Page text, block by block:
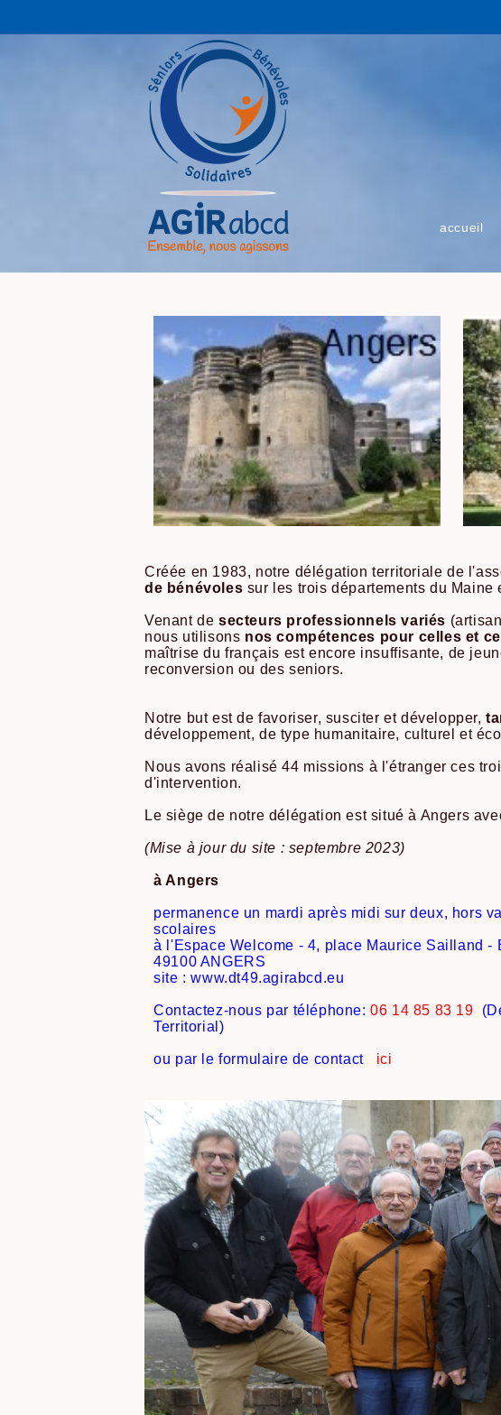
accueil
Créée en 1983, notre délégation territoriale de
de bénévoles sur les trois départements du
Venant de secteurs professionnels variés
nous utilisons nos compétences pour celles et
maîtrise du français est encore insuffisante, de
reconversion ou des seniors.
Notre but est de favoriser, susciter et développer,
développement, de type humanitaire, culturel et
Nous avons réalisé 44 missions à l'étranger ces
d'intervention.
Le siège de notre délégation est situé à Angers
(Mise à jour du site : septembre 2023)
à Angers
permanence un mardi après midi sur deux, hors
scolaires
à l'Espace Welcome - 4, place Maurice Sailland -
49100 ANGERS
site : www.dt49.agirabcd.eu
Contactez-nous par téléphone: 06 14 85 83 19
Territorial)
ou par le formulaire de contact ici